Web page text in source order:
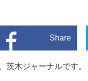
Share
茨木ジャーナルです。